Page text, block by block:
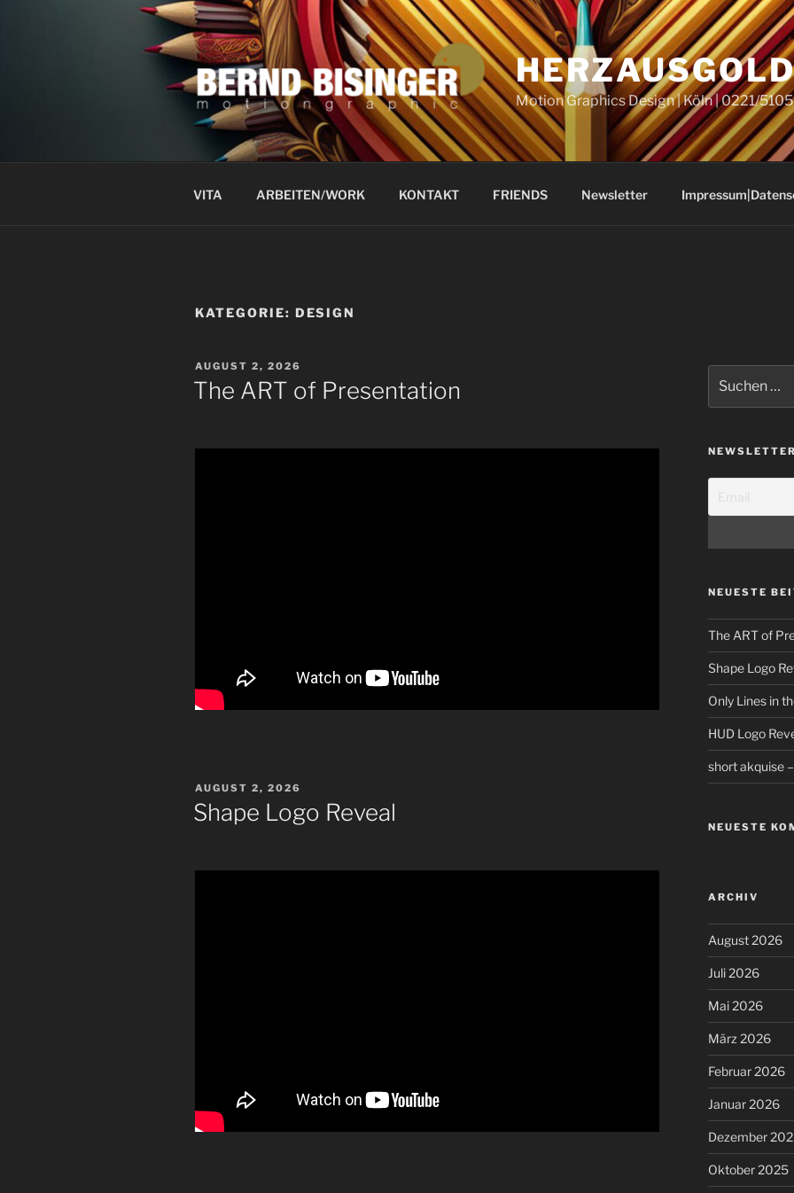
Motion Graphics Design | Köln | 0221/
VITA ARBEITEN/WORK KONTAKT FRIENDS Newsletter
KATEGORIE: DESIGN
VERÖFFENTLICHT
AM
AUGUST 2, 2026
The ART of Presentation
VERÖFFENTLICHT
AM
AUGUST 2, 2026
Shape Logo Reveal
nach:
NEUESTE
The ART of
Shape Logo
Only Lines in
HUD Logo
short akquise
NEUESTE
ARCHIV
August 2026
Juli 2026
Mai 2026
März 2026
Februar 2026
Januar 2026
Dezember
Oktober 2025